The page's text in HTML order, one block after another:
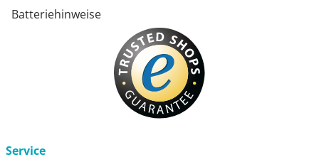
Batteriehinweise
Service